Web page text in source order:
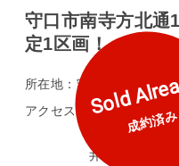
守口市南寺方北
定1区画！
所在地： 守口市南寺方北通
アクセス：
大阪メトロ今
徒歩8分 ・
井』駅徒歩15分
Sold
成約済み